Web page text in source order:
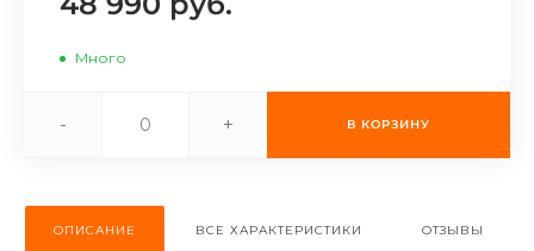
об оплате Плайтом
25
недели
Много
- + В КОРЗИНУ
ОПИСАНИЕ ВСЕ ХАРАКТЕРИСТИКИ ОТЗЫВЫ